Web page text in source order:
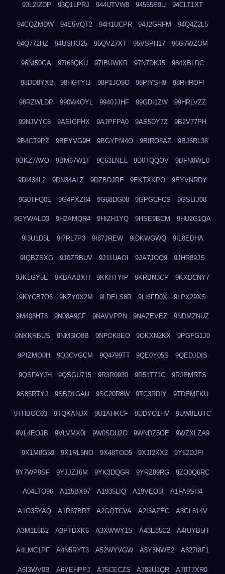
93L2IZDP 93Q1LPRJ 944UTVW8 94555E9U 94CLT1XT
94CQZMDW 94E5VQT2 94H1UCPR 94J2GRFM 94Q4Z2L5
94Q772HZ 94USHO25 95QVZ7XT 95VSPH17 96G7WZOM
96NI50GA 97I66QKU 97IBUWKR 97N7DKJ5 984XBLDC
98DD8YXB 98HGTYIJ 98P1JO9O 98PIYSH9 98RHROFI
98RZWLDP 990W4OYL 9940JJHF 99GDI1ZW 99HRLVZZ
99NJVYC8 9AEIGFHX 9AJPFPA0 9AS5DY7Z 9B2V77PH
9B4CT9PZ 9BEYVG9H 9BGYPM4O 9BIRO8AZ 9BJ6RL38
9BKZ7AVO 9BM67W1T 9C63LNEL 9D0TQQOV 9DFN8WE0
9DI434L2 9DN34ALZ 9DZBDJRE 9EKTXKPO 9EYVNRDY
9G0TFQ0E 9G4PXZ84 9G68DG08 9GPGCFCS 9GSLIJ08
9GYWALD3 9H2AMQR4 9HIZH1YQ 9HSE9BCM 9HU2G1QA
9I3U1D5L 9I7RL7P3 9I87JREW 9IDKWGWQ 9IL8EDHA
9IQBZSXG 9J0ZRBUV 9J11UAOI 9JA7JOQ9 9JHR89JS
9JKLGY5E 9KBAABXH 9KKHTYIP 9KRBN3CP 9KXDCNY7
9KYCB7O6 9KZY0X2M 9LDELS8R 9LI6FD0X 9LPX29XS
9M408HT8 9N08A9CF 9NAVVPPN 9NAZEVEZ 9NDMZNUZ
9NKKRBUS 9NM3IO8B 9NPDK8EO 9OKXN2KX 9PGFG1J0
9PIZMO0H 9Q3CVGCM 9Q4799TT 9QE0Y05S 9QEDJDIS
9QSFAYJH 9QSGU715 9R3R0930 9R51T71C 9RJEMRTS
9S85RTYJ 9SBD1GAU 9SC20R8W 9TC3RDIY 9TDEMFKU
9THBOC03 9TQKANJX 9U1AHKCF 9UDYO1HV 9UW8EUTC
9VL4EOJB 9VLVMX0I 9W0SDU2O 9WNDZ5OE 9WZXLZA9
9X1M8G59 9X1RL5NO 9X48TOD5 9XJI2XX2 9Y62DJFI
9Y7WP9SF 9YJJZJ6M 9YK3DQGR 9YRZ89RG 9ZO0Q6RC
A04LTO96 A115BX97 A1935LIQ A19VEO5I A1FA9SH4
A1O35YAQ A1R67BR7 A2GQTCVA A2I3AZEC A3GL614V
A3M1L6B2 A3PTDXK6 A3XWWY1S A43E85C2 A4IUYB5H
A4LMC1PF A4N5RYT3 A52WYVGW A5Y3NWE2 A627I8F1
A6I3WV0B A6YEHPPJ A75CECZS A782U1QR A78T7XR0